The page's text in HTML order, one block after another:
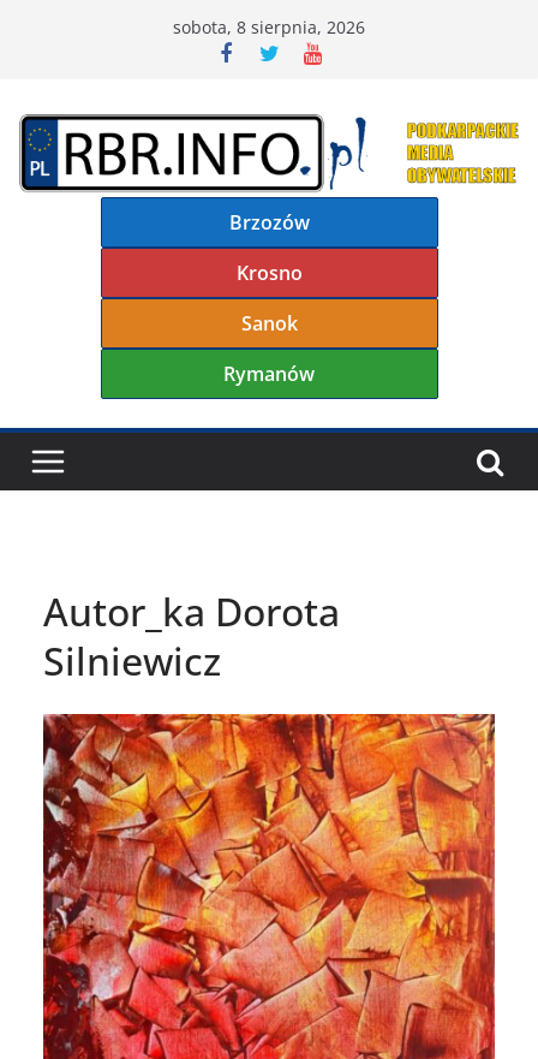
sobota, 8 sierpnia, 2026
Brzozów
Krosno
Sanok
Rymanów
Autor_ka Dorota
Silniewicz